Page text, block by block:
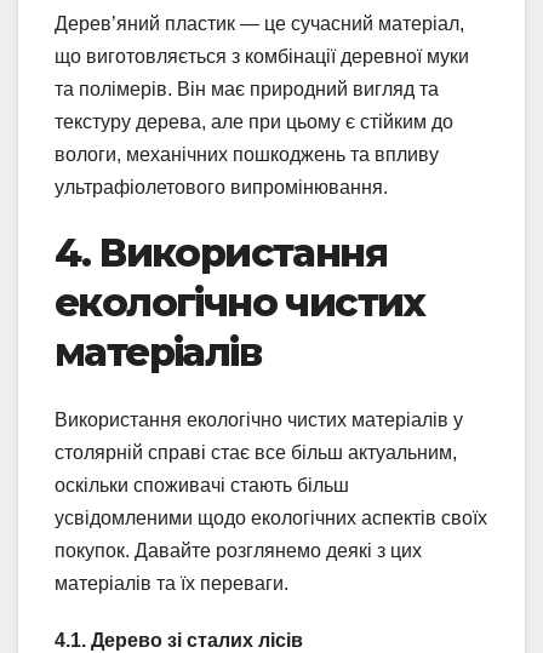
Дерев’яний пластик — це сучасний матеріал,
що виготовляється з комбінації деревної муки
та полімерів. Він має природний вигляд та
текстуру дерева, але при цьому є стійким до
вологи, механічних пошкоджень та впливу
ультрафіолетового випромінювання.
4. Використання
екологічно чистих
матеріалів
Використання екологічно чистих матеріалів у
столярній справі стає все більш актуальним,
оскільки споживачі стають більш
усвідомленими щодо екологічних аспектів своїх
покупок. Давайте розглянемо деякі з цих
матеріалів та їх переваги.
4.1. Дерево зі сталих лісів